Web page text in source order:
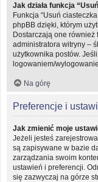
Jak działa funkcja
Funkcja “Usuń
phpBB dzięki, którym
Dostarczają one również
administratora witryny –
użytkownika postów.
logowaniem/
Na górę
Preferencje i
Jak zmienić moje
Jeżeli jesteś
są zapisywane w bazie
zarządzania swoim
ustawień i preferencji.
się zazwyczaj na górze